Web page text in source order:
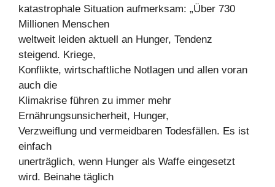
katastrophale Situation aufmerksam: „Über 730
Millionen Menschen
weltweit leiden aktuell an Hunger, Tendenz
steigend. Kriege,
Konflikte, wirtschaftliche Notlagen und allen voran
auch die
Klimakrise führen zu immer mehr
Ernährungsunsicherheit, Hunger,
Verzweiflung und vermeidbaren Todesfällen. Es ist
einfach
unerträglich, wenn Hunger als Waffe eingesetzt
wird. Beinahe täglich